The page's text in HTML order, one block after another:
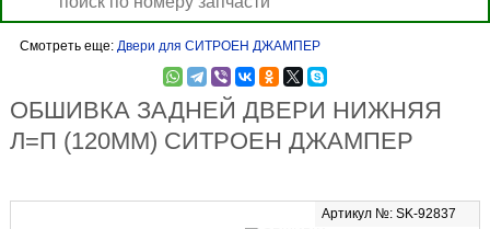
Смотреть еще: Двери для СИТРОЕН ДЖАМПЕР
ОБШИВКА ЗАДНЕЙ ДВЕРИ НИЖНЯЯ
Л=П (120ММ) СИТРОЕН ДЖАМПЕР
Артикул №: SK-92837